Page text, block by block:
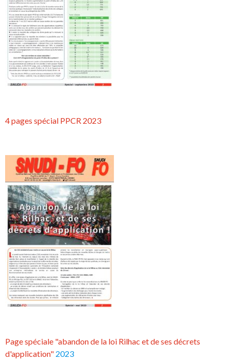
4 pages spécial PPCR 2023
Page spéciale "abandon de la loi Rilhac et de ses décrets
d'application" 2023